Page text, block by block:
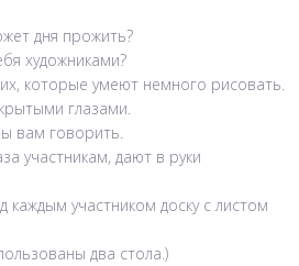
дня прожить?
художниками?
которые умеют немного рисовать.
глазами.
вам говорить.
участникам, дают в руки
участником доску с листом
два стола.)